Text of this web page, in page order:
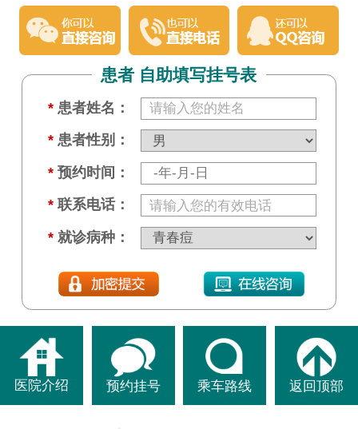
患者 自助填写挂号表
* 患者姓名：
* 患者性别：
* 预约时间：
* 联系电话：
* 就诊病种：
医院介绍 预约挂号 乘车路线 返回顶部